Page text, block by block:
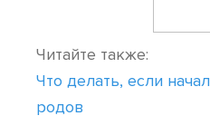
Читайте также:
Что делать, если
родов